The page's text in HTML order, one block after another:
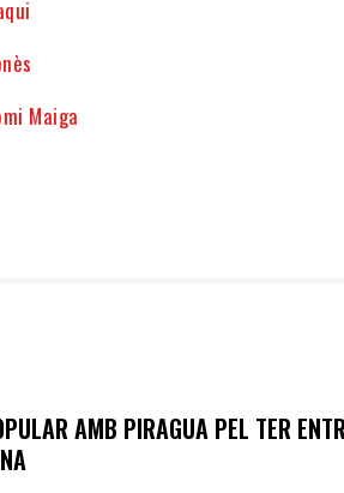
Maiga
AMB PIRAGUA PEL TER